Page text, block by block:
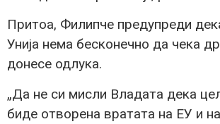
Притоа, Филипче предупреди
Унија нема бесконечно да чека
донесе одлука.
„Да не си мисли Владата дека
биде отворена вратата на ЕУ и